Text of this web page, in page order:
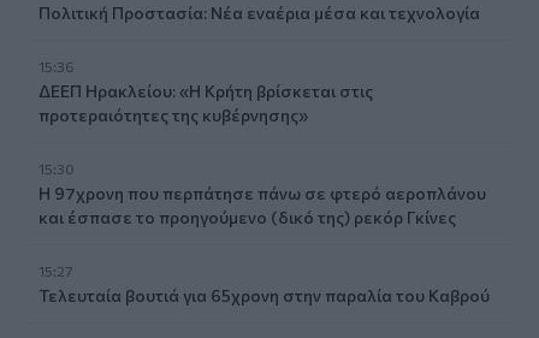
Πολιτική Προστασία: Νέα εναέρια μέσα και τεχνολογία
15:36
ΔΕΕΠ Ηρακλείου: «Η Κρήτη βρίσκεται στις
προτεραιότητες της κυβέρνησης»
15:30
Η 97χρονη που περπάτησε πάνω σε φτερό αεροπλάνου
και έσπασε το προηγούμενο (δικό της) ρεκόρ Γκίνες
15:27
Τελευταία βουτιά για 65χρονη στην παραλία του Καβρού